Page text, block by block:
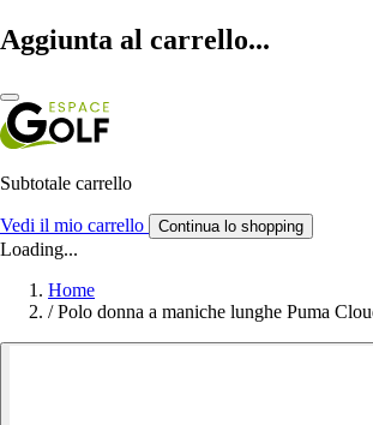
Aggiunta al carrello...
Subtotale carrello
Vedi il mio carrello Continua lo shopping
Loading...
Home
/ Polo donna a maniche lunghe Puma